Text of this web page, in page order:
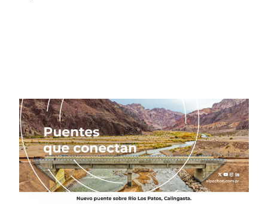
El temporal en Chile eleva la
preocupación por el
suministro mundial de cobre